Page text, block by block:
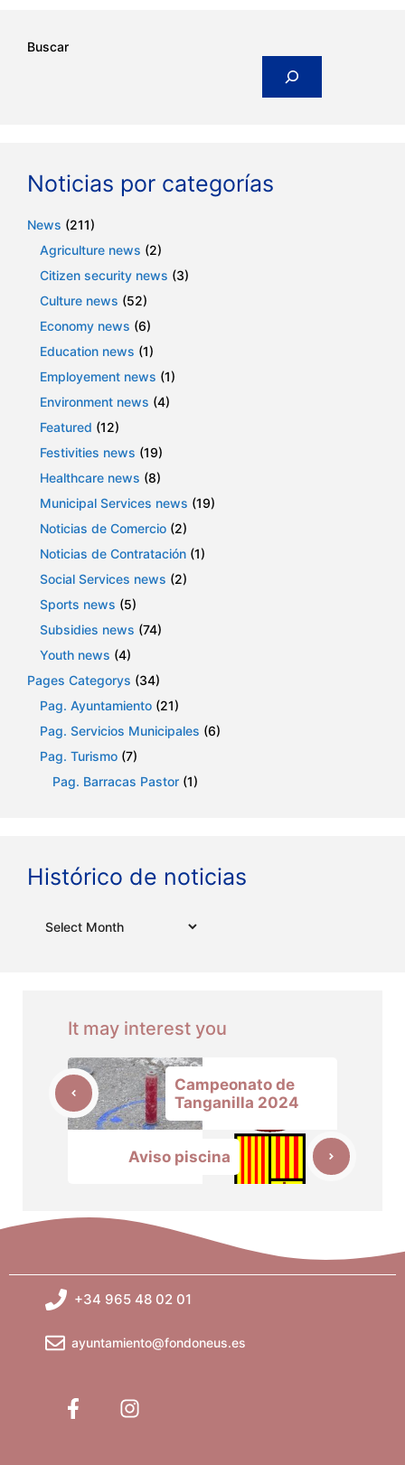
Buscar
Noticias por categorías
News (211)
Agriculture news (2)
Citizen security news (3)
Culture news (52)
Economy news (6)
Education news (1)
Employement news (1)
Environment news (4)
Featured (12)
Festivities news (19)
Healthcare news (8)
Municipal Services news (19)
Noticias de Comercio (2)
Noticias de Contratación (1)
Social Services news (2)
Sports news (5)
Subsidies news (74)
Youth news (4)
Pages Categorys (34)
Pag. Ayuntamiento (21)
Pag. Servicios Municipales (6)
Pag. Turismo (7)
Pag. Barracas Pastor (1)
Histórico de noticias
It may interest you
Campeonato de
Tanganilla 2024
Aviso piscina
+34 965 48 02 01
ayuntamiento@fondoneus.es